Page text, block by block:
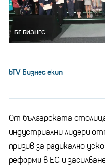
БГ БИЗНЕС
bTV Бизнес екип
От българската
индустриални лидери
призив за радикално
реформи в ЕС и